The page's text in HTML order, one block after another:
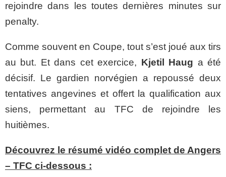
rejoindre dans les toutes dernières minutes sur
penalty.
Comme souvent en Coupe, tout s’est joué aux tirs
au but. Et dans cet exercice, Kjetil Haug a été
décisif. Le gardien norvégien a repoussé deux
tentatives angevines et offert la qualification aux
siens, permettant au TFC de rejoindre les
huitièmes.
Découvrez le résumé vidéo complet de Angers
– TFC ci-dessous :